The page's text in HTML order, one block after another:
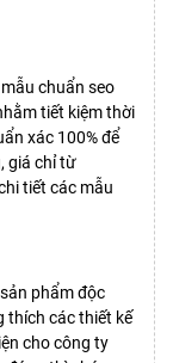
chuẩn seo
tiết kiệm thời
xác 100% để
giá chỉ từ
tiết các mẫu
phẩm độc
thích các thiết kế
cho công ty